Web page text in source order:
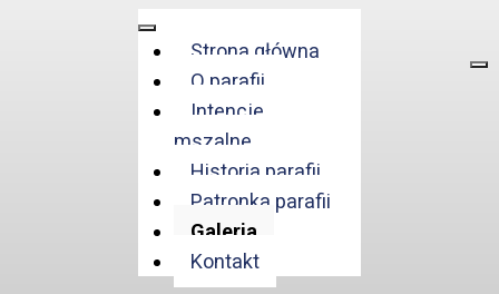
Strona główna
O parafii
Intencje
mszalne
Historia parafii
Patronka parafii
Galeria
Kontakt